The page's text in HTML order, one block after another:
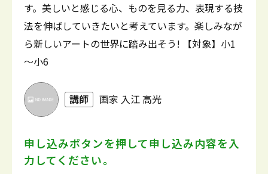
す。美しいと感じる心、ものを見る力、表現する技
法を伸ばしていきたいと考えています。楽しみなが
ら新しいアートの世界に踏み出そう! 【対象】小1
～小6
講師 画家 入江 高光
申し込みボタンを押して申し込み内容を入
力してください。